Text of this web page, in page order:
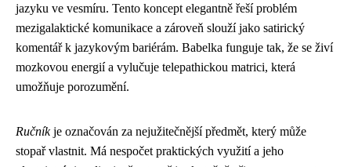
jazyku ve vesmíru. Tento koncept elegantně řeší problém
mezigalaktické komunikace a zároveň slouží jako satirický
komentář k jazykovým bariérám. Babelka funguje tak, že se živí
mozkovou energií a vylučuje telepathickou matrici, která
umožňuje porozumění.
Ručníkje označován za nejužitečnější předmět, který může
stopař vlastnit. Má nespočet praktických využití a jeho